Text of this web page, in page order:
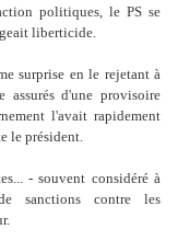
politiques, le PS se
liberticide.
surprise en le rejetant à
d'une provisoire
l'avait rapidement
le président.
- souvent considéré à
sanctions contre les